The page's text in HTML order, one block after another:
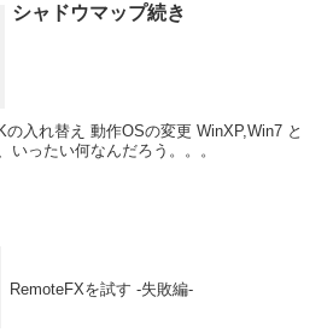
シャドウマップ続き
入れ替え 動作OSの変更 WinXP,Win7 と
いったい何なんだろう。。。
RemoteFXを試す -失敗編-